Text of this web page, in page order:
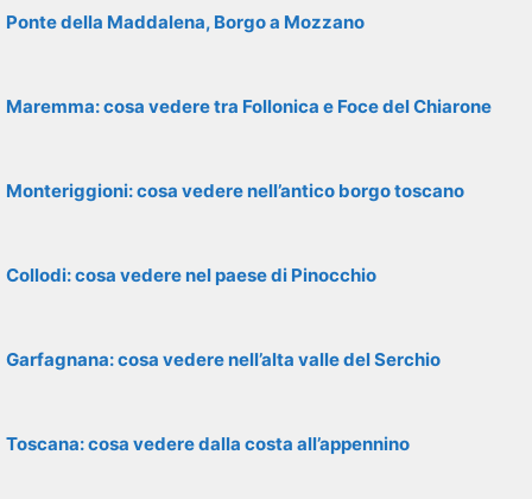
Ponte della Maddalena, Borgo a Mozzano
Maremma: cosa vedere tra Follonica e Foce del Chiarone
Monteriggioni: cosa vedere nell’antico borgo toscano
Collodi: cosa vedere nel paese di Pinocchio
Garfagnana: cosa vedere nell’alta valle del Serchio
Toscana: cosa vedere dalla costa all’appennino